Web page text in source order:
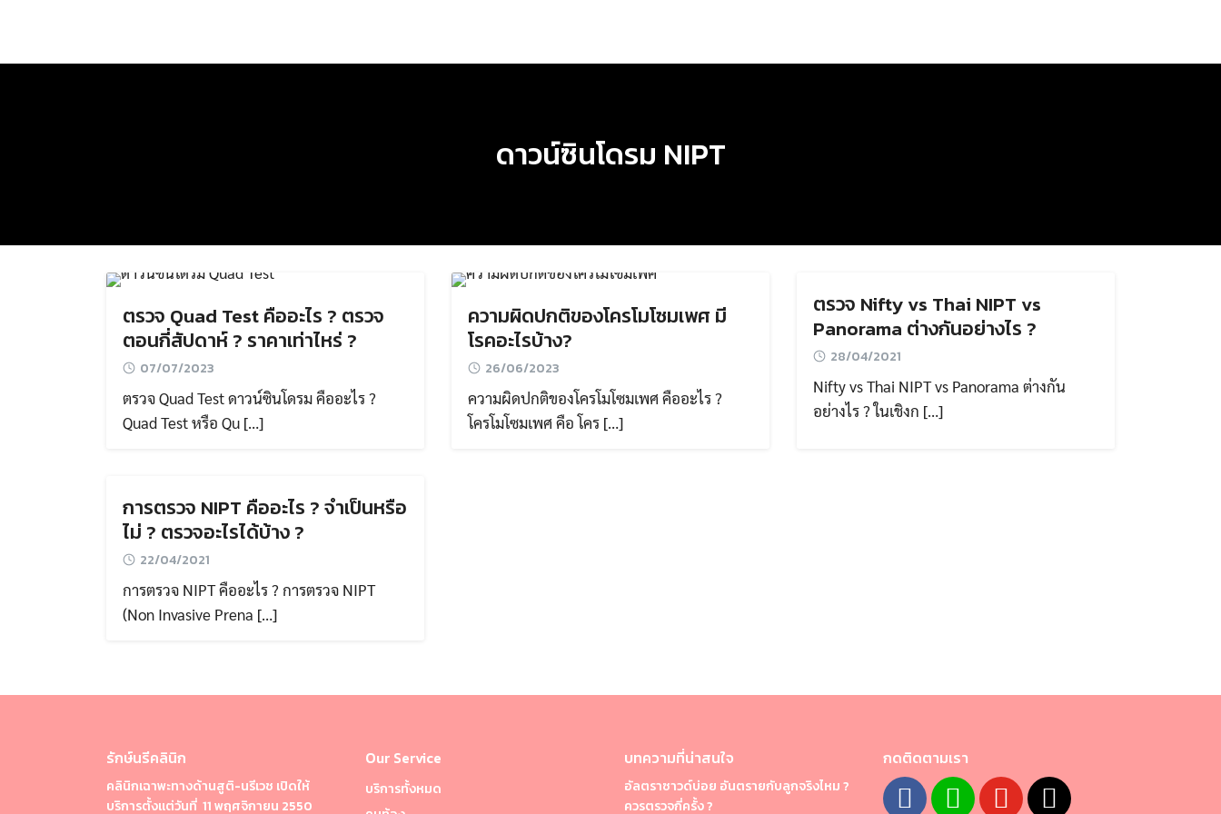
content
Search
ดาวน์ซินโดรม NIPT
ตรวจ Quad Test คืออะไร ? ตรวจ
ตอนกี่สัปดาห์ ? ราคาเท่าไหร่ ?
07/07/2023
ตรวจ Quad Test ดาวน์ซินโดรม คืออะไร ?
Quad Test หรือ Qu […]
ความผิดปกติของโครโมโซมเพศ มี
โรคอะไรบ้าง?
26/06/2023
ความผิดปกติของโครโมโซมเพศ คืออะไร ?
โครโมโซมเพศ คือ โคร […]
ตรวจ Nifty vs Thai NIPT vs
Panorama ต่างกันอย่างไร ?
28/04/2021
Nifty vs Thai NIPT vs Panorama ต่างกัน
อย่างไร ? ในเชิงก […]
การตรวจ NIPT คืออะไร ? จำเป็นหรือ
ไม่ ? ตรวจอะไรได้บ้าง ?
22/04/2021
การตรวจ NIPT คืออะไร ? การตรวจ NIPT
(Non Invasive Prena […]
รักษ์นรีคลินิก
คลินิกเฉาพะทางด้านสูติ-นรีเวช เปิดให้
บริการตั้งแต่วันที่ 11 พฤศจิกายน 2550
Our Service
บริการทั้งหมด
บทความที่น่าสนใจ
อัลตราซาวด์บ่อย อันตรายกับลูกจริงไหม ?
ควรตรวจกี่ครั้ง ?
กดติดตามเรา